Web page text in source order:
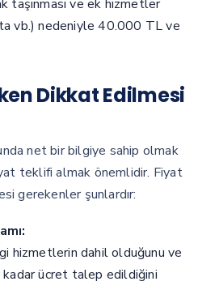
taşınması ve ek hizmetler
vb.) nedeniyle 40.000 TL ve
Dikkat Edilmesi
net bir bilgiye sahip olmak
teklifi almak önemlidir. Fiyat
gerekenler şunlardır:
hizmetlerin dahil olduğunu ve
ücret talep edildiğini